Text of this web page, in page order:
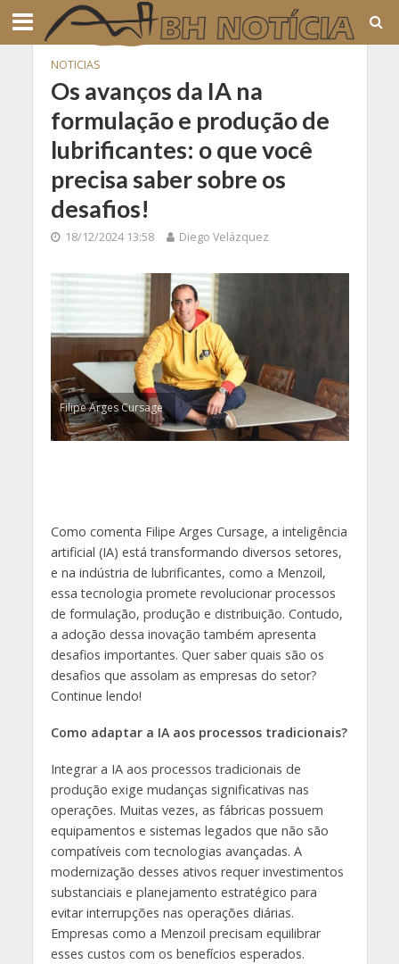
NOTICIAS
Os avanços da IA na
formulação e produção de
lubrificantes: o que você
precisa saber sobre os
desafios!
18/12/2024 13:58 Diego Velázquez
Filipe Arges Cursage
Como comenta Filipe Arges Cursage, a inteligência
artificial (IA) está transformando diversos setores,
e na indústria de lubrificantes, como a Menzoil,
essa tecnologia promete revolucionar processos
de formulação, produção e distribuição. Contudo,
a adoção dessa inovação também apresenta
desafios importantes. Quer saber quais são os
desafios que assolam as empresas do setor?
Continue lendo!
Como adaptar a IA aos processos tradicionais?
Integrar a IA aos processos tradicionais de
produção exige mudanças significativas nas
operações. Muitas vezes, as fábricas possuem
equipamentos e sistemas legados que não são
compatíveis com tecnologias avançadas. A
modernização desses ativos requer investimentos
substanciais e planejamento estratégico para
evitar interrupções nas operações diárias.
Empresas como a Menzoil precisam equilibrar
esses custos com os benefícios esperados.